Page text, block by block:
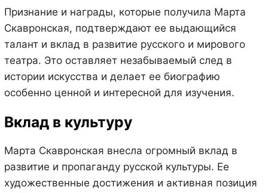
Признание и награды, которые получила Марта
Скавронская, подтверждают ее выдающийся
талант и вклад в развитие русского и мирового
театра. Это оставляет незабываемый след в
истории искусства и делает ее биографию
особенно ценной и интересной для изучения.
Вклад в культуру
Марта Скавронская внесла огромный вклад в
развитие и пропаганду русской культуры. Ее
художественные достижения и активная позиция